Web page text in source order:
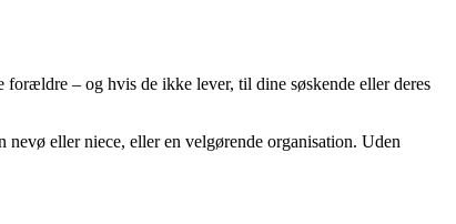
forældre – og hvis de ikke lever, til dine søskende eller deres
eller niece, eller en velgørende organisation. Uden